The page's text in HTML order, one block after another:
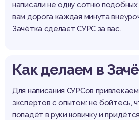
написали не одну сотню
вам дорога каждая минута
Зачётка сделает СУРС за вас.
Как делаем в
Для написания СУРСов
экспертов с опытом: не бойтесь,
попадёт в руки новичку и